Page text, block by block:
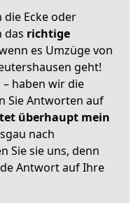
die Ecke oder
das richtige
es Umzüge von
geht!
haben wir die
Sie Antworten auf
überhaupt mein
nach
Sie sie uns, denn
Antwort auf Ihre